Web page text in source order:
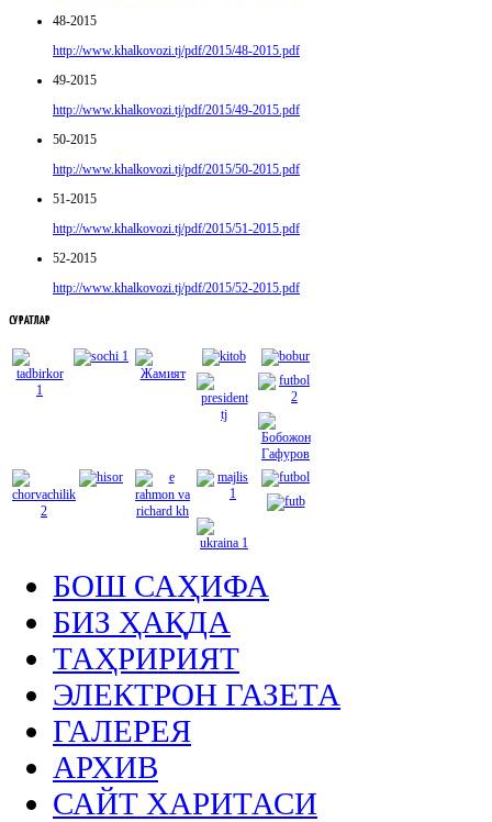
48-2015
http://www.khalkovozi.tj/pdf/2015/48-2015.pdf
49-2015
http://www.khalkovozi.tj/pdf/2015/49-2015.pdf
50-2015
http://www.khalkovozi.tj/pdf/2015/50-2015.pdf
51-2015
http://www.khalkovozi.tj/pdf/2015/51-2015.pdf
52-2015
http://www.khalkovozi.tj/pdf/2015/52-2015.pdf
СУРАТЛАР
БОШ САҲИФА
БИЗ ҲАҚДА
ТАҲРИРИЯТ
ЭЛЕКТРОН ГАЗЕТА
ГАЛЕРЕЯ
АРХИВ
САЙТ ХАРИТАСИ